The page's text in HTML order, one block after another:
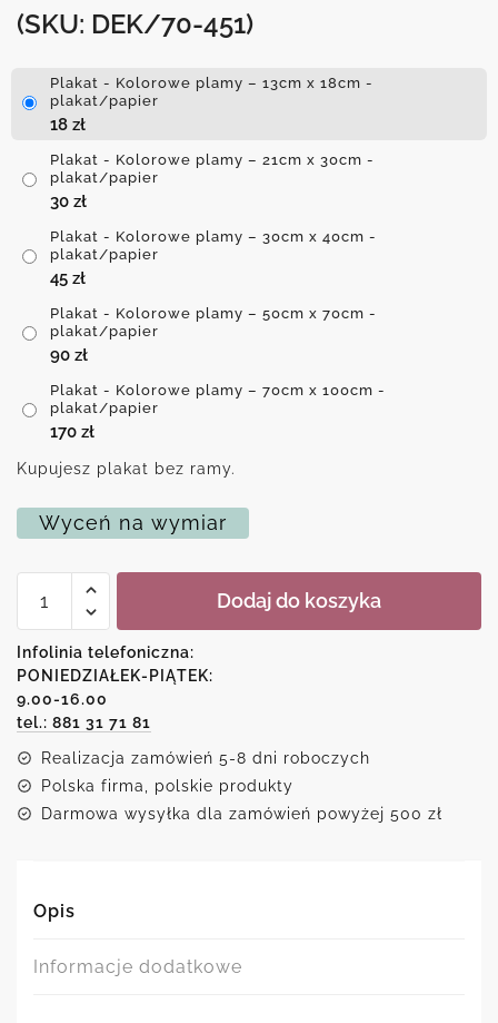
(SKU: DEK/70-451)
Plakat - Kolorowe plamy – 13cm x 18cm -
plakat/papier
18 zł
Plakat - Kolorowe plamy – 21cm x 30cm -
plakat/papier
30 zł
Plakat - Kolorowe plamy – 30cm x 40cm -
plakat/papier
45 zł
Plakat - Kolorowe plamy – 50cm x 70cm -
plakat/papier
90 zł
Plakat - Kolorowe plamy – 70cm x 100cm -
plakat/papier
170 zł
Kupujesz plakat bez ramy.
Wyceń na wymiar
Plakat
plamy
Dodaj do koszyka
Infolinia telefoniczna:
PONIEDZIAŁEK-PIĄTEK:
9.00-16.00
tel.: 881 31 71 81
Realizacja zamówień 5-8 dni roboczych
Polska firma, polskie produkty
Darmowa wysyłka dla zamówień powyżej 500 zł
Opis
Informacje dodatkowe